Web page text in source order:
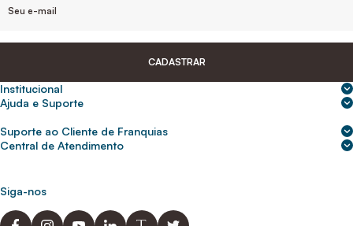
CADASTRAR
Institucional
Sobre nós
Para empresas
Ajuda e Suporte
Frete e entrega
Política de Privacidade
Privacidade e segurança
Suporte ao Cliente de Franquias
2ª Via de Boletos - Crédito ABC
Central de Atendimento
(31) 9 9105-5920
abcnasuacasa.atendimento@abcdaconstrucao.com.br
Siga-nos